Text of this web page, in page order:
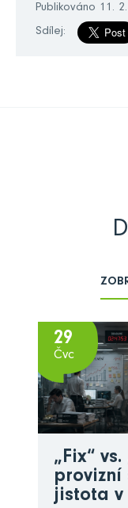
Publikováno 11.
Sdílej:
29
Čvc
„Fix“
provizní
jistota v